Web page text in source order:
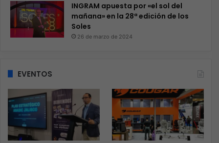
INGRAM apuesta por «el sol del
mañana» en la 28ª edición de los
Soles
26 de marzo de 2024
EVENTOS